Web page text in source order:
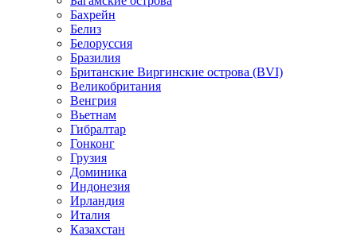
Бахрейн
Белиз
Белоруссия
Бразилия
Британские Виргинские острова (BVI)
Великобритания
Венгрия
Вьетнам
Гибралтар
Гонконг
Грузия
Доминика
Индонезия
Ирландия
Италия
Казахстан